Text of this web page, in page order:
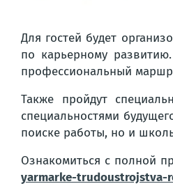
Для гостей будет
по карьерному
профессиональный
Также пройдут
специальностями
поиске работы, но и
Ознакомиться с полной
yarmarke-trudoustrojstva-